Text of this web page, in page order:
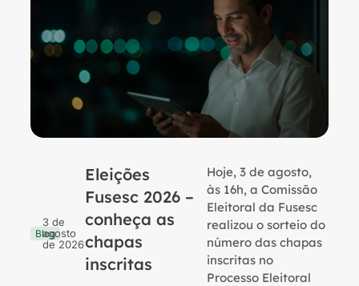
Blog
3 de
agosto
de 2026
Eleições
Fusesc 2026 –
conheça as
chapas
inscritas
Hoje, 3 de agosto,
às 16h, a Comissão
Eleitoral da Fusesc
realizou o sorteio do
número das chapas
inscritas no
Processo Eleitoral